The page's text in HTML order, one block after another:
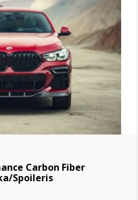
Carbon Fiber
Spoileris